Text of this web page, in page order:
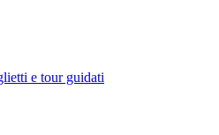
e tour guidati